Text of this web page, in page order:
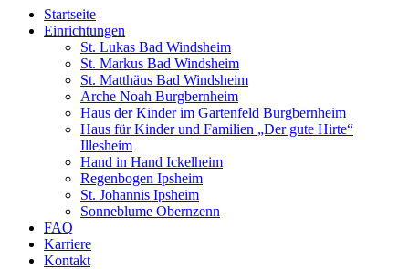
Startseite
Einrichtungen
St. Lukas Bad Windsheim
St. Markus Bad Windsheim
St. Matthäus Bad Windsheim
Arche Noah Burgbernheim
Haus der Kinder im Gartenfeld Burgbernheim
Haus für Kinder und Familien „Der gute Hirte“
Illesheim
Hand in Hand Ickelheim
Regenbogen Ipsheim
St. Johannis Ipsheim
Sonneblume Obernzenn
FAQ
Karriere
Kontakt